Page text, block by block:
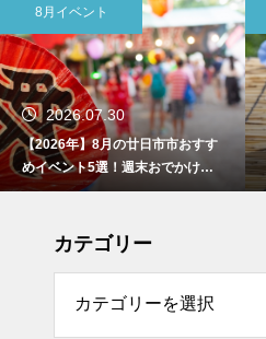
8月イベント
2026.07.30
【2026年】8月の津山市おすすめ
イベント5選！週末おでかけガイ
ド
カテゴリー